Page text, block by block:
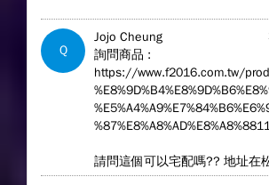
Q
Jojo Cheung
詢問商品 :
https://www.f2016.com.tw/
請問這個可以宅配嗎?? 地址在